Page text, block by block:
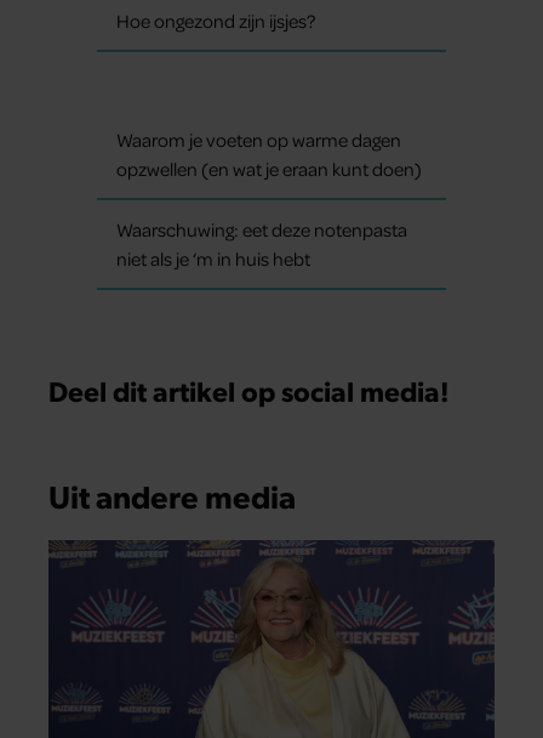
Hoe ongezond zijn ijsjes?
Waarom je voeten op warme dagen
opzwellen (en wat je eraan kunt doen)
Waarschuwing: eet deze notenpasta
niet als je ‘m in huis hebt
Deel dit artikel op social media!
Uit andere media